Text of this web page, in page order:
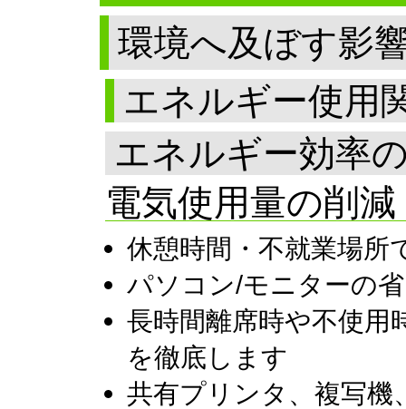
環境へ及ぼす影
エネルギー使用
エネルギー効率
電気使用量の削減
休憩時間・不就業場所
パソコン/モニターの
長時間離席時や不使用
を徹底します
共有プリンタ、複写機